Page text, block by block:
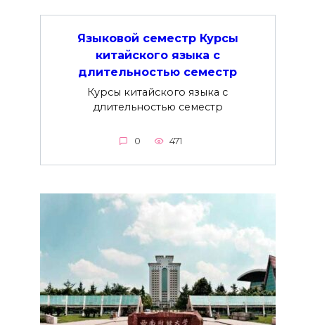
Языковой семестр Курсы
китайского языка с
длительностью семестр
Курсы китайского языка с
длительностью семестр
0 471